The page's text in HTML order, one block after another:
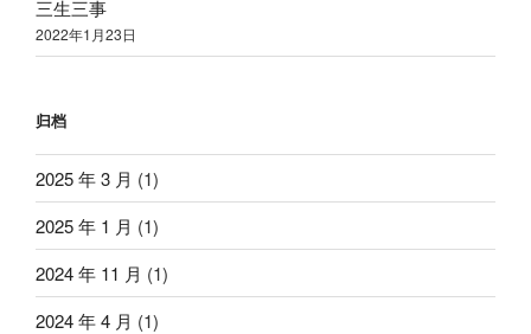
三生三事
2022年1 月23日
归档
2025 年 3 月 (1)
2025 年 1 月 (1)
2024 年 11 月 (1)
2024 年 4 月 (1)